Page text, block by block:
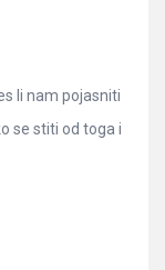
li nam pojasniti
se stiti od toga i